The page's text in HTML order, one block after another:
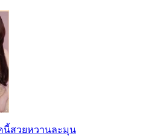
สวยหวานละมุน